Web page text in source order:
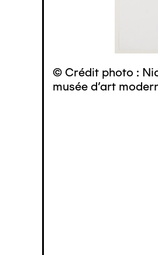
© Crédit photo :
musée d’art